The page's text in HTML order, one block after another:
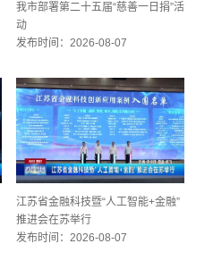
我市部署第二十五届“慈善一日捐”活
动
发布时间：2026-08-07
江苏省金融科技暨“人工智能+金融”
推进会在苏举行
发布时间：2026-08-07